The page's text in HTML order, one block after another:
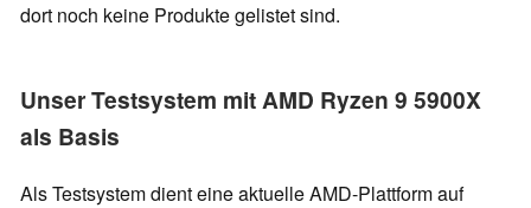
dort noch keine Produkte gelistet sind.
Unser Testsystem mit AMD Ryzen 9 5900X
als Basis
Als Testsystem dient eine aktuelle AMD-Plattform auf